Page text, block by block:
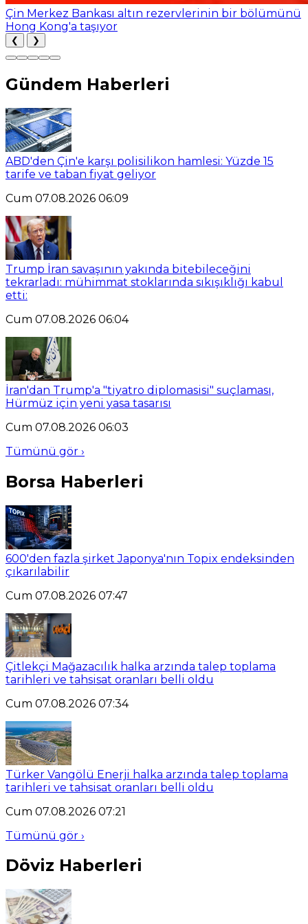
Çin Merkez Bankası altın rezervlerinin bir bölümünü
Hong Kong'a taşıyor
❮ ❯
Gündem Haberleri
ABD'den Çin'e karşı polisilikon hamlesi: Yüzde 15
tarife ve taban fiyat geliyor
Cum 07.08.2026 06:09
Trump İran savaşının yakında bitebileceğini
tekrarladı: mühimmat stoklarında sıkışıklığı kabul
etti:
Cum 07.08.2026 06:04
İran'dan Trump'a "tiyatro diplomasisi" suçlaması,
Hürmüz için yeni yasa tasarısı
Cum 07.08.2026 06:03
Tümünü gör ›
Borsa Haberleri
600'den fazla şirket Japonya'nın Topix endeksinden
çıkarılabilir
Cum 07.08.2026 07:47
Çitlekçi Mağazacılık halka arzında talep toplama
tarihleri ve tahsisat oranları belli oldu
Cum 07.08.2026 07:34
Türker Vangölü Enerji halka arzında talep toplama
tarihleri ve tahsisat oranları belli oldu
Cum 07.08.2026 07:21
Tümünü gör ›
Döviz Haberleri